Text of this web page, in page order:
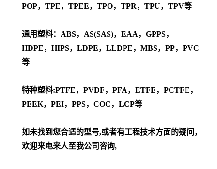
POP，TPE，TPEE，TPO，TPR，TPU，TPV等
通用塑料：ABS，AS(SAS)，EAA，GPPS，
HDPE，HIPS，LDPE，LLDPE，MBS，PP，PVC
等
特种塑料:PTFE，PVDF，PFA，ETFE，PCTFE，
PEEK，PEI，PPS，COC，LCP等
如未找到您合适的型号,或者有工程技术方面的疑问，
欢迎来电来人至我公司咨询,